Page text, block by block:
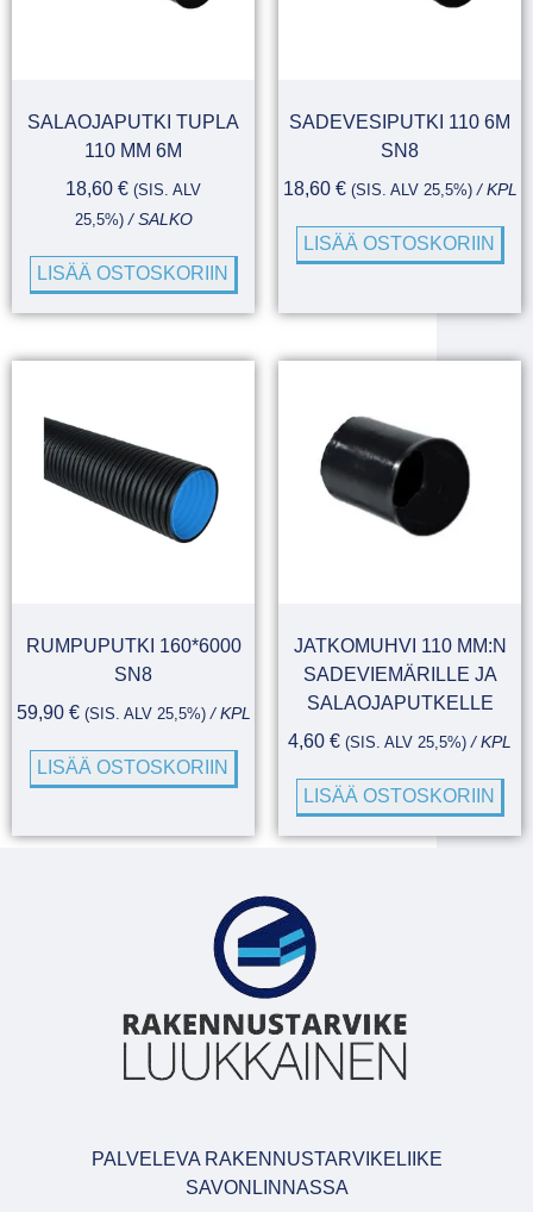
SALAOJAPUTKI TUPLA
110 MM 6M
18,60 € (SIS. ALV
25,5%)/ SALKO
LISÄÄ OSTOSKORIIN
SADEVESIPUTKI 110 6M
SN8
18,60 € (SIS. ALV 25,5%)/ KPL
LISÄÄ OSTOSKORIIN
RUMPUPUTKI 160*6000
SN8
59,90 € (SIS. ALV 25,5%)/ KPL
LISÄÄ OSTOSKORIIN
JATKOMUHVI 110 MM:N
SADEVIEMÄRILLE JA
SALAOJAPUTKELLE
4,60 € (SIS. ALV 25,5%) / KPL
LISÄÄ OSTOSKORIIN
PALVELEVA RAKENNUSTARVIKELIIKE
SAVONLINNASSA